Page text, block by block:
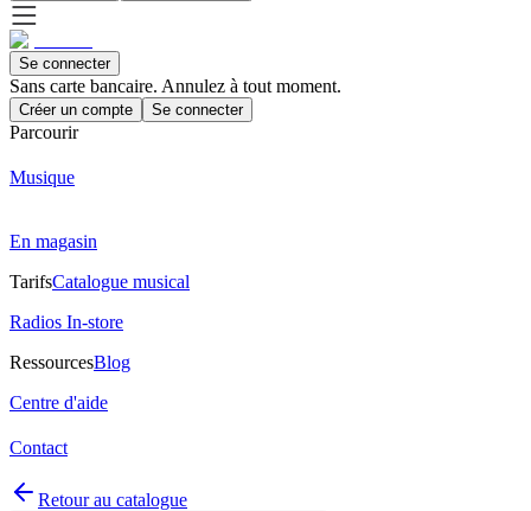
Se connecter
Sans carte bancaire. Annulez à tout moment.
Créer un compte Se connecter
Parcourir
Musique
En magasin
TarifsCatalogue musical
Radios In-store
RessourcesBlog
Centre d'aide
Contact
Retour au catalogue